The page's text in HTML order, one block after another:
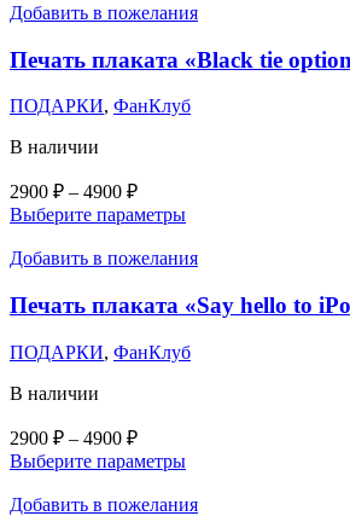
–
имеет
вариаций.
Опции
можно
выбрать
Добавить в пожелания
Печать плаката «Black tie
ПОДАРКИ, ФанКлуб
В наличии
2900 ₽ – 4900 ₽Диапазон
цен:
–
Выберите параметрыЭтот
имеет
вариаций.
Опции
можно
выбрать
Добавить в пожелания
Печать плаката «Say hello to
ПОДАРКИ, ФанКлуб
В наличии
2900 ₽ – 4900 ₽Диапазон
цен:
–
Выберите параметрыЭтот
имеет
Добавить в пожелания